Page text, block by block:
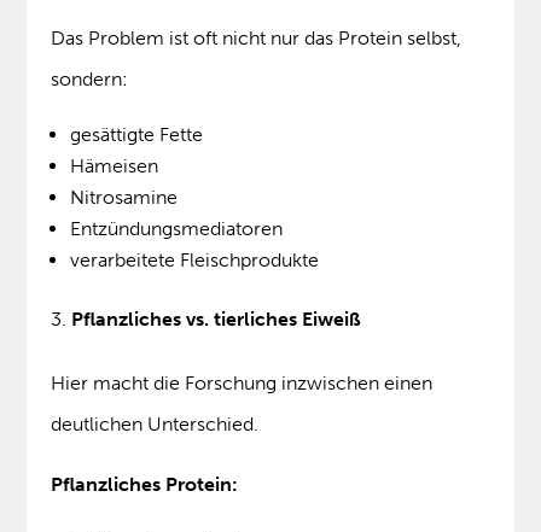
Das Problem ist oft nicht nur das Protein selbst,
sondern:
gesättigte Fette
Hämeisen
Nitrosamine
Entzündungsmediatoren
verarbeitete Fleischprodukte
Pflanzliches vs. tierliches Eiweiß
Hier macht die Forschung inzwischen einen
deutlichen Unterschied.
Pflanzliches Protein: